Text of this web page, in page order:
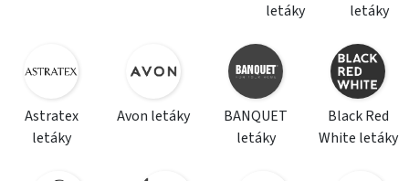
letáky
letáky
Astratex
letáky
Avon letáky
BANQUET
letáky
Black Red
White letáky